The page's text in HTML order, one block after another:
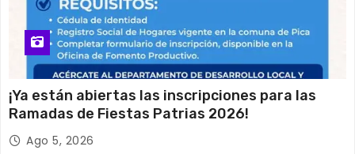
¡Ya están abiertas las inscripciones para las
Ramadas de Fiestas Patrias 2026!
Ago 5, 2026